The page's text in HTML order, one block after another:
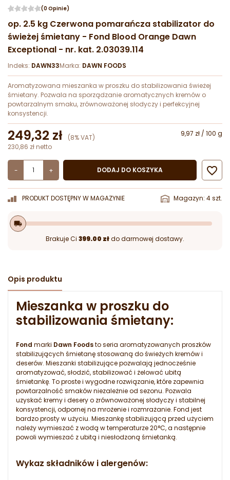
(0 Opinie)
op. 2.5 kg Czerwona pomarańcza stabilizator do
świeżej śmietany - Fond Blood Orange Dawn
Exceptional - nr. kat. 2.03039.114
Indeks: DAWN33Marka: DAWN FOODS
Aromatyzowana mieszanka w proszku do stabilizowania świeżej
śmietany. Pozwala na sporządzanie aromatycznych kremów o
powtarzalnym smaku, zrównoważonej słodyczy i perfekcyjnej
konsystencji.
249,32 zł (8% VAT)
9,97 zł / 100 g
230,86 zł netto
- + DODAJ DO KOSZYKA 
PRODUKT DOSTĘPNY W MAGAZYNIE Magazyn: 4 szt.
local_shipping
Brakuje Ci 399.00 złdo darmowej dostawy.
Opis produktu
Mieszanka w proszku do
stabilizowania śmietany:
Fond marki Dawn Foodsto seria aromatyzowanych proszków
stabilizujących śmietanę stosowaną do świeżych kremów i
deserów. Mieszanki stabilizujące pozwalają jednocześnie
aromatyzować, słodzić, stabilizować i żelować ubitą
śmietankę. To proste i wygodne rozwiązanie, które zapewnia
powtarzalność smaków niezależnie od sezonu. Pozwala
uzyskać kremy i desery o zrównoważonej słodyczy i stabilnej
konsystencji, odpornej na mrożenie i rozmrażanie. Fond jest
bardzo prosty w użyciu. Mieszankę stabilizującą przed użyciem
należy wymieszać z wodą w temperaturze 20°C, a następnie
powoli wymieszać z ubitą i niesłodzoną śmietanką.
Wykaz składników i alergenów: